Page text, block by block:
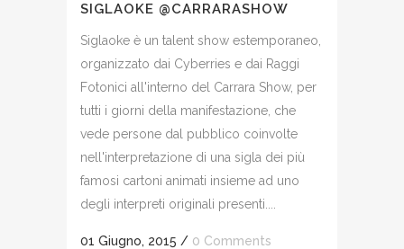
SIGLAOKE @CARRARASHOW
Siglaoke è un talent show estemporaneo,
organizzato dai Cyberries e dai Raggi
Fotonici all'interno del Carrara Show, per
tutti i giorni della manifestazione, che
vede persone dal pubblico coinvolte
nell'interpretazione di una sigla dei più
famosi cartoni animati insieme ad uno
degli interpreti originali presenti....
01 Giugno, 2015 / 0 Comments